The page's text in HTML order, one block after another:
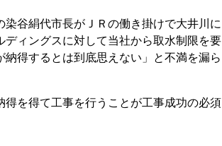
谷絹代市長がＪＲの働き掛けで大井川に
ィングスに対して当社から取水制限を要
得するとは到底思えない」と不満を漏ら
を得て工事を行うことが工事成功の必須